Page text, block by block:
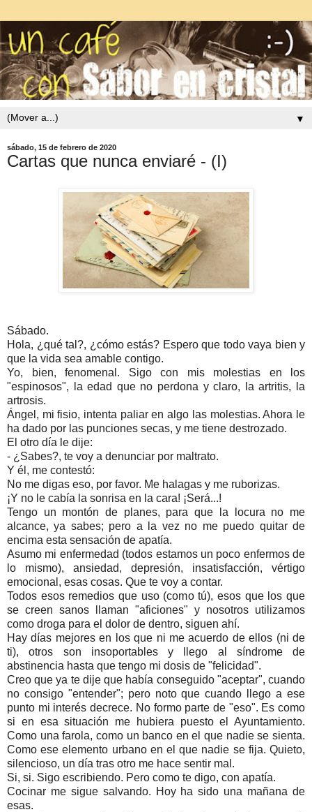
▼
sábado, 15 de febrero de 2020
Cartas que nunca enviaré - (I)
Sábado.
Hola, ¿qué tal?, ¿cómo estás? Espero que todo vaya bien y
que la vida sea amable contigo.
Yo, bien, fenomenal. Sigo con mis molestias en los
"espinosos", la edad que no perdona y claro, la artritis, la
artrosis.
Ángel, mi fisio, intenta paliar en algo las molestias. Ahora le
ha dado por las punciones secas, y me tiene destrozado.
El otro día le dije:
- ¿Sabes?, te voy a denunciar por maltrato.
Y él, me contestó:
No me digas eso, por favor. Me halagas y me ruborizas.
¡Y no le cabía la sonrisa en la cara! ¡Será...!
Tengo un montón de planes, para que la locura no me
alcance, ya sabes; pero a la vez no me puedo quitar de
encima esta sensación de apatía.
Asumo mi enfermedad (todos estamos un poco enfermos de
lo mismo), ansiedad, depresión, insatisfacción, vértigo
emocional, esas cosas. Que te voy a contar.
Todos esos remedios que uso (como tú), esos que los que
se creen sanos llaman "aficiones" y nosotros utilizamos
como droga para el dolor de dentro, siguen ahí.
Hay días mejores en los que ni me acuerdo de ellos (ni de
ti), otros son insoportables y llego al síndrome de
abstinencia hasta que tengo mi dosis de "felicidad".
Creo que ya te dije que había conseguido "aceptar", cuando
no consigo "entender"; pero noto que cuando llego a ese
punto mi interés decrece. No formo parte de "eso". Es como
si en esa situación me hubiera puesto el Ayuntamiento.
Como una farola, como un banco en el que nadie se sienta.
Como ese elemento urbano en el que nadie se fija. Quieto,
silencioso, un día tras otro me hace sentir mal.
Si, si. Sigo escribiendo. Pero como te digo, con apatía.
Cocinar me sigue salvando. Hoy ha sido una mañana de
esas.